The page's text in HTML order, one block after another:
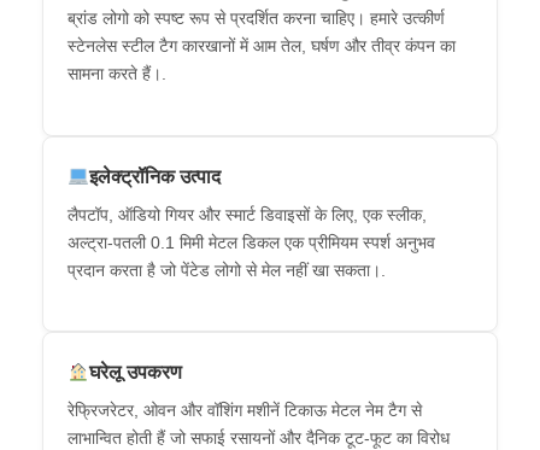
ब्रांड लोगो को स्पष्ट रूप से प्रदर्शित करना चाहिए। हमारे उत्कीर्ण
स्टेनलेस स्टील टैग कारखानों में आम तेल, घर्षण और तीव्र कंपन का
सामना करते हैं।.
इलेक्ट्रॉनिक उत्पाद
लैपटॉप, ऑडियो गियर और स्मार्ट डिवाइसों के लिए, एक स्लीक,
अल्ट्रा-पतली 0.1 मिमी मेटल डिकल एक प्रीमियम स्पर्श अनुभव
प्रदान करता है जो पेंटेड लोगो से मेल नहीं खा सकता।.
घरेलू उपकरण
रेफ्रिजरेटर, ओवन और वॉशिंग मशीनें टिकाऊ मेटल नेम टैग से
लाभान्वित होती हैं जो सफाई रसायनों और दैनिक टूट-फूट का विरोध